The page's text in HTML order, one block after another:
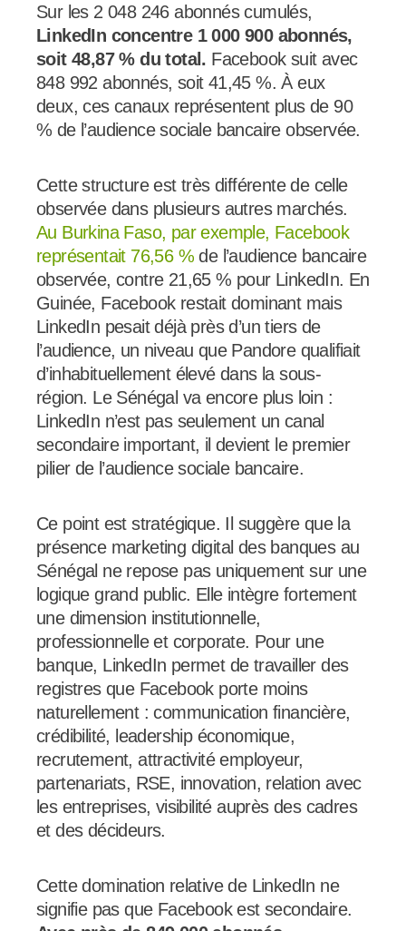
Sur les 2 048 246 abonnés cumulés,
LinkedIn concentre 1 000 900 abonnés,
soit 48,87 % du total. Facebook suit avec
848 992 abonnés, soit 41,45 %. À eux
deux, ces canaux représentent plus de 90
% de l’audience sociale bancaire observée.
Cette structure est très différente de celle
observée dans plusieurs autres marchés.
Au Burkina Faso, par exemple, Facebook
représentait 76,56 % de l’audience bancaire
observée, contre 21,65 % pour LinkedIn. En
Guinée, Facebook restait dominant mais
LinkedIn pesait déjà près d’un tiers de
l’audience, un niveau que Pandore qualifiait
d’inhabituellement élevé dans la sous-
région. Le Sénégal va encore plus loin :
LinkedIn n’est pas seulement un canal
secondaire important, il devient le premier
pilier de l’audience sociale bancaire.
Ce point est stratégique. Il suggère que la
présence marketing digital des banques au
Sénégal ne repose pas uniquement sur une
logique grand public. Elle intègre fortement
une dimension institutionnelle,
professionnelle et corporate. Pour une
banque, LinkedIn permet de travailler des
registres que Facebook porte moins
naturellement : communication financière,
crédibilité, leadership économique,
recrutement, attractivité employeur,
partenariats, RSE, innovation, relation avec
les entreprises, visibilité auprès des cadres
et des décideurs.
Cette domination relative de LinkedIn ne
signifie pas que Facebook est secondaire.